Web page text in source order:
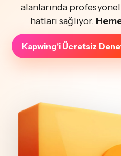
alanlarında
hatları sağlıyor.
Kapwing'i Ücretsiz